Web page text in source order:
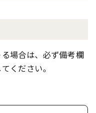
場合は、必ず備考欄
ください。